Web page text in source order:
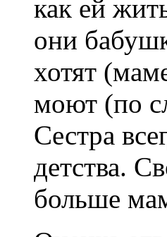
как ей
они
хотят
моют (по
Сестра
детства.
больше